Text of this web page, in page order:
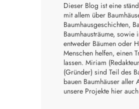
Dieser Blog ist eine
mit allem über
Baumhausgeschichten,
Baumhausträume,
entweder Bäumen oder
Menschen helfen, einen
lassen. Miriam
(Gründer) sind Teil des
bauen Baumhäuser aller
unsere Projekte hier